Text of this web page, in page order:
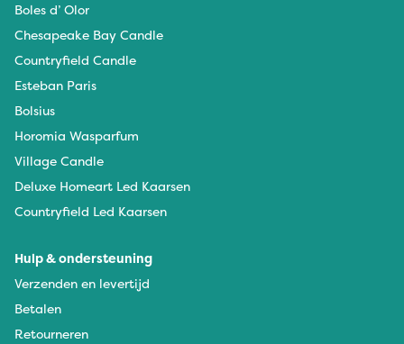
Boles d’ Olor
Chesapeake Bay Candle
Countryfield Candle
Esteban Paris
Bolsius
Horomia Wasparfum
Village Candle
Deluxe Homeart Led Kaarsen
Countryfield Led Kaarsen
Hulp & ondersteuning
Verzenden en levertijd
Betalen
Retourneren